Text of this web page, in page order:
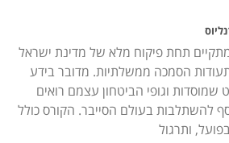
תחת פיקוח מלא של מדינת ישראל
הסמכה ממשלתיות. מדובר בידע
שמוסדות וגופי הביטחון עצמם רואים
להשתלבות בעולם הסייבר. הקורס כולל
ותרגול